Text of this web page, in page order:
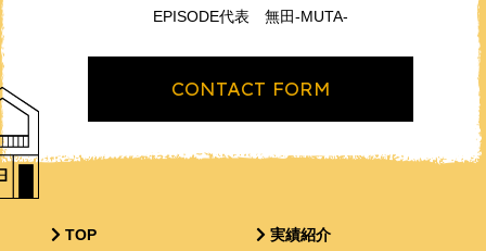
EPISODE代表 無田-MUTA-
CONTACT FORM
TOP 実績紹介